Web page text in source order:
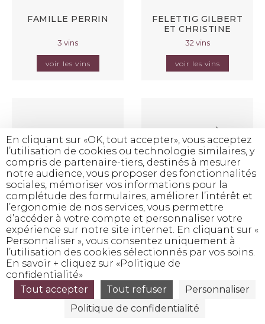
FAMILLE PERRIN
3 vins
voir les vins
FELETTIG GILBERT
ET CHRISTINE
32 vins
voir les vins
FERME DU CADE
2 vins
voir les vins
FERRATON PÈRE &
FILS
3 vins
voir les vins
FÈVRE WILLIAM
6 vins
voir les vins
FLEUROT
COQUARD LOISON
voir les vins
En cliquant sur «OK, tout accepter», vous acceptez
l’utilisation de cookies ou technologie similaires, y
compris de partenaire-tiers, destinés à mesurer
notre audience, vous proposer des fonctionnalités
sociales, mémoriser vos informations pour la
complétude des formulaires, améliorer l’intérêt et
l’ergonomie de nos services, vous permettre
d’accéder à votre compte et personnaliser votre
expérience sur notre site internet. En cliquant sur «
Personnaliser », vous consentez uniquement à
l’utilisation des cookies sélectionnés par vos soins.
En savoir + cliquez sur «Politique de
confidentialité»
Tout accepter
Tout refuser
Personnaliser
Politique de confidentialité